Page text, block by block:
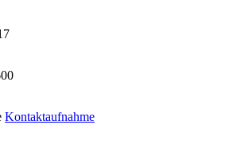
Kontaktaufnahme